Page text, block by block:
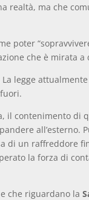
realtà, ma che
poter
che è mirata a
legge
il contenimento di
all’esterno.
di un raffreddore
la forza di
che riguardano la